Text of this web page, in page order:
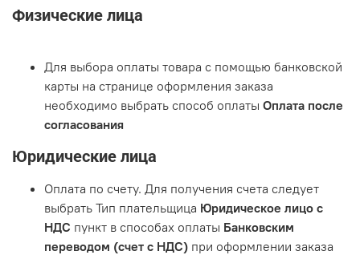
Физические лица
Для выбора оплаты товара с помощью банковской
карты на странице оформления заказа
необходимо выбрать способ оплаты Оплата после
согласования
Юридические лица
Оплата по счету. Для получения счета следует
выбрать Тип плательщица Юридическое лицо с
НДС пункт в способах оплаты Банковским
переводом (счет с НДС) при оформлении заказа